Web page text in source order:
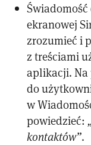
ekranowej
zrozumieć i
z treściami
aplikacji. Na
do
w
powiedzieć:
kontaktów”.